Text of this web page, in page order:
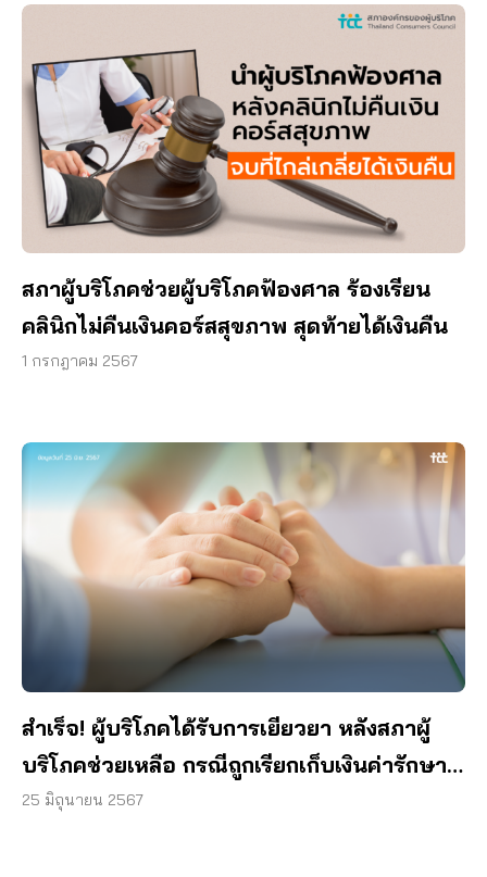
สภาผู้บริโภคช่วยผู้บริโภคฟ้องศาล ร้องเรียน
คลินิกไม่คืนเงินคอร์สสุขภาพ สุดท้ายได้เงินคืน
1 กรกฎาคม 2567
สำเร็จ! ผู้บริโภคได้รับการเยียวยา หลังสภาผู้
บริโภคช่วยเหลือ กรณีถูกเรียกเก็บเงินค่ารักษา
ไม่เป็นธรรม
25 มิถุนายน 2567